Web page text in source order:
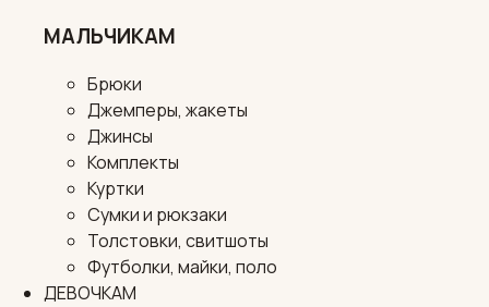
МАЛЬЧИКАМ
Брюки
Джемперы, жакеты
Джинсы
Комплекты
Куртки
Сумки и рюкзаки
Толстовки, свитшоты
Футболки, майки, поло
ДЕВОЧКАМ